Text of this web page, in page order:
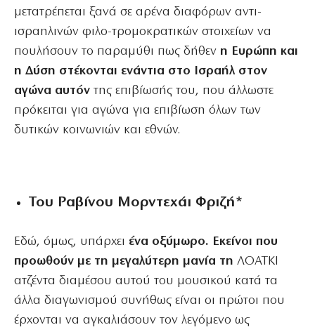
μετατρέπεται ξανά σε αρένα διαφόρων αντι-
ισραηλινών φιλο-τρομοκρατικών στοιχείων να
πουλήσουν το παραμύθι πως δήθεν η Ευρώπη και
η Δύση στέκονται ενάντια στο Ισραήλ στον
αγώνα αυτόν της επιβίωσής του, που άλλωστε
πρόκειται για αγώνα για επιβίωση όλων των
δυτικών κοινωνιών και εθνών.
Του Ραβίνου Μορντεχάι Φριζή*
Εδώ, όμως, υπάρχει ένα οξύμωρο. Εκείνοι που
προωθούν με τη μεγαλύτερη μανία τη ΛΟΑΤΚΙ
ατζέντα διαμέσου αυτού του μουσικού κατά τα
άλλα διαγωνισμού συνήθως είναι οι πρώτοι που
έρχονται να αγκαλιάσουν τον λεγόμενο ως